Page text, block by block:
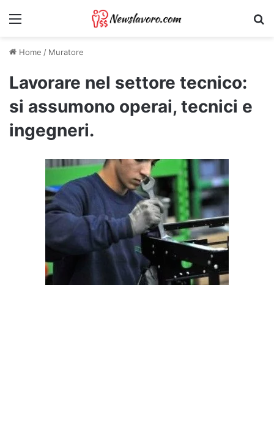
Menu
Home / Muratore
Lavorare nel settore tecnico:
si assumono operai, tecnici e
ingegneri.